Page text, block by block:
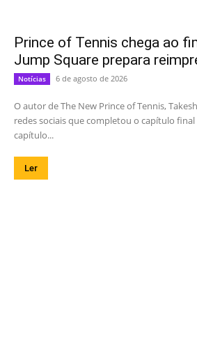
Prince of Tennis chega ao
Jump Square prepara
Notícias 6 de agosto de 2026
O autor de The New Prince of Tennis,
redes sociais que completou o capítulo
capítulo...
Ler